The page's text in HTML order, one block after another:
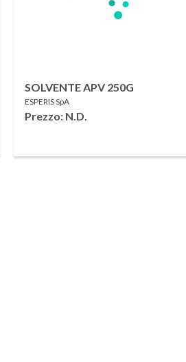
SOLVENTE APV 250G
ESPERIS SpA
Prezzo: N.D.